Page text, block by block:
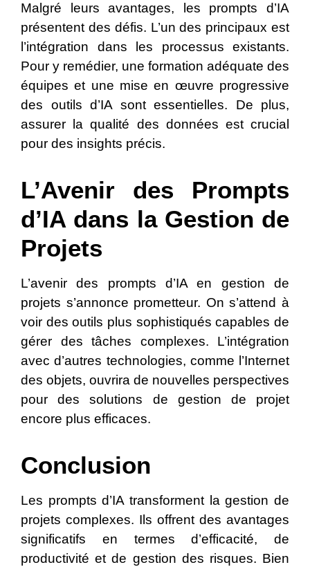
Malgré leurs avantages, les prompts d’IA
présentent des défis. L’un des principaux est
l’intégration dans les processus existants.
Pour y remédier, une formation adéquate des
équipes et une mise en œuvre progressive
des outils d’IA sont essentielles. De plus,
assurer la qualité des données est crucial
pour des insights précis.
L’Avenir des Prompts
d’IA dans la Gestion de
Projets
L’avenir des prompts d’IA en gestion de
projets s’annonce prometteur. On s’attend à
voir des outils plus sophistiqués capables de
gérer des tâches complexes. L’intégration
avec d’autres technologies, comme l’Internet
des objets, ouvrira de nouvelles perspectives
pour des solutions de gestion de projet
encore plus efficaces.
Conclusion
Les prompts d’IA transforment la gestion de
projets complexes. Ils offrent des avantages
significatifs en termes d’efficacité, de
productivité et de gestion des risques. Bien